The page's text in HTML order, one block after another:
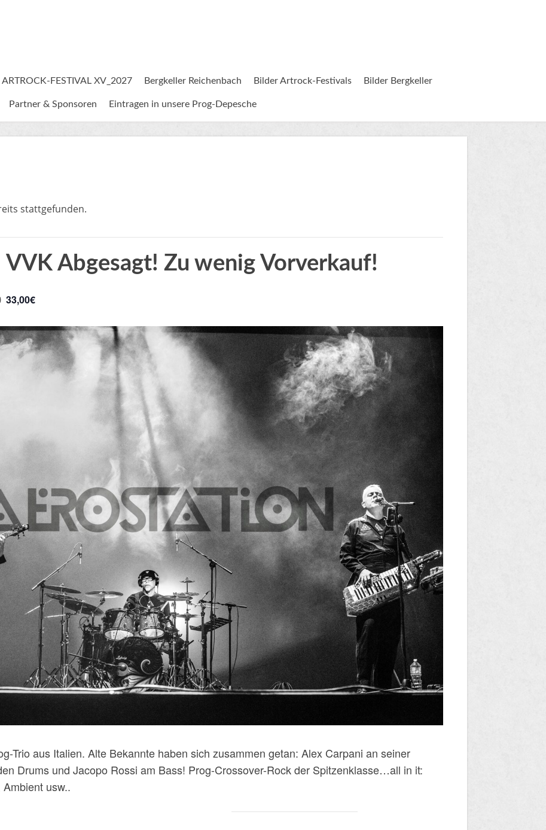
ARTROCK-FESTIVAL XV_2027 Bergkeller Reichenbach Bilder Artrock-Festivals Bilder Bergkeller
Partner & Sponsoren Eintragen in unsere Prog-Depesche
stattgefunden.
VVK Abgesagt! Zu wenig Vorverkauf!
33,00€
Trio aus Italien. Alte Bekannte haben sich zusammen getan: Alex Carpani an seiner
Drums und Jacopo Rossi am Bass! Prog-Crossover-Rock der Spitzenklasse…all in it:
usw..